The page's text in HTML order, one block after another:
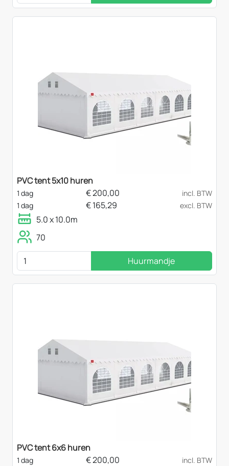
PVC tent 5x10 huren
1 dag €200,00
incl. BTW
1 dag
€165,29 excl. BTW
5.0 x 10.0m
70
Huurmandje
PVC tent 6x6 huren
1 dag €200,00
incl. BTW